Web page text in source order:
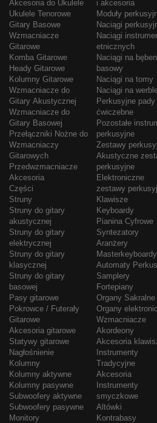
Akcesoria do Ukulele
Ukulele Tenorowe
Gitary Basowe
Wzmacniacze
Gitarowe
Komba Gitarowe
Heady Gitarowe
Kolumny Gitarowe
Wzmacniacze do
Gitary Akustycznej
Wzmacniacze do
Gitary Basowej
Przełączniki Nożne do
Wzmacniaczy
Gitarowych
Przedwzmacniacze
Akcesoria
Części
Struny
Struny do gitary
akustycznej
Struny do gitary
elektrycznej
Struny do gitary
klasycznej
Struny do gitary
basowej
Pasy gitarowe
Pokrowce / Futerały
Gitarowe
Akcesoria gitarowe
Statywy gitarowe
Nagłośnienie
Kolumny
Kolumny aktywne
Kolumny pasywne
Subwoofery aktywne
Subwoofery pasywne
Monitory
i akcesoria
Moduły
Naciągi
Naciągi
etnicznych
Naciągi na bęben
basowy
Naciągi na tomy
Naciągi na
Perkusyjne pady
ćwiczebne
Pozostałe
perkusyjne
Zestawy
Akustyczne
perkusyjne
Elektroniczne
zestawy
Klawisze
Keyboardy
Pianina Cyfrowe
Syntezatory
Aranżery
Masterkeyboardy
Automaty
Samplery
Fortepiany
Organy Sakralne
Organy
Wzmacniacze
Akordeony
Akcesoria
Instrumenty
Tradycyjne
Akcesoria
Instrumenty
smyczkowe
Altówki
Kontrabasy